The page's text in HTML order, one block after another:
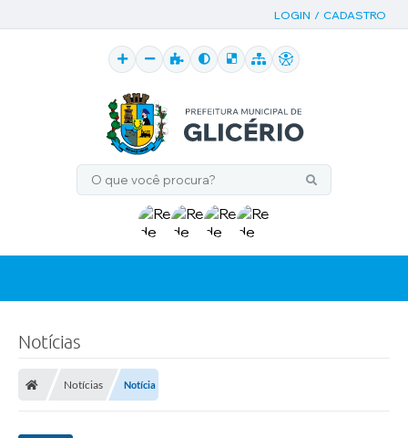
LOGIN / CADASTRO
Notícias
Notícias Notícia